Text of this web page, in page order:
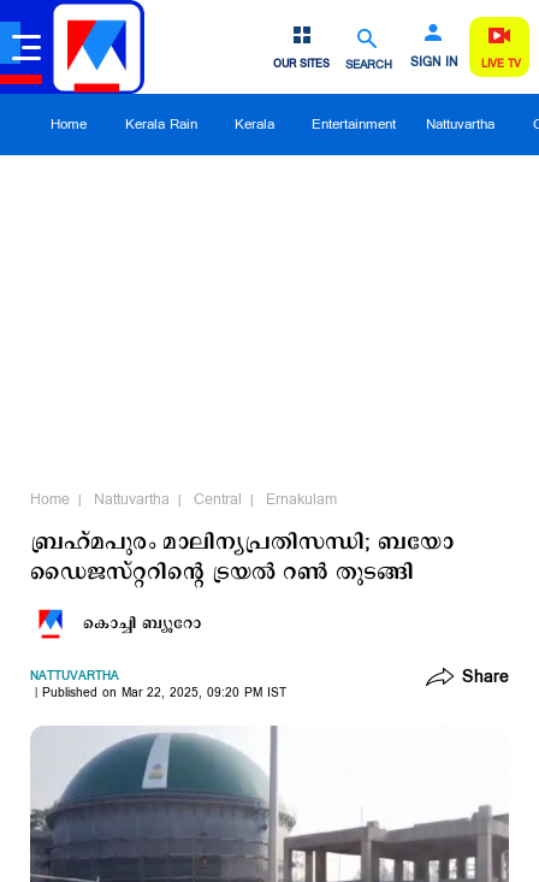
SEARCH SIGN IN
OUR SITES LIVE TV
Home Kerala Rain Kerala Entertainment Nattuvartha
Home Nattuvartha Central Ernakulam
ബ്രഹ്മപുരം മാലിന്യപ്രതിസന്ധി; ബയോ
ഡൈജസ്റ്ററിന്‍റെ ട്രയല്‍ റണ്‍ തുടങ്ങി
കൊച്ചി ബ്യൂറോ
NATTUVARTHA
Published on Mar 22, 2025, 09:20 PM IST
Share